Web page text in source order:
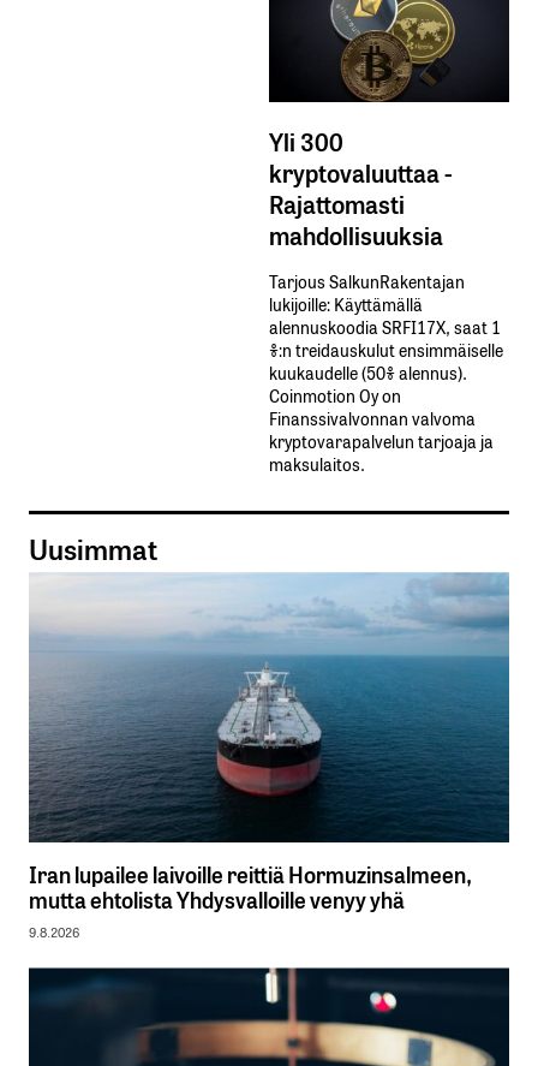
Yli 300
kryptovaluuttaa -
Rajattomasti
mahdollisuuksia
Tarjous SalkunRakentajan
lukijoille: Käyttämällä​ ​
alennuskoodia​ ​SRFI17X,​ ​saat​ ​1
%:n treidauskulut​ ​ensimmäiselle​ ​
kuukaudelle​ ​(50%​ ​alennus).
Coinmotion Oy on
Finanssivalvonnan valvoma
kryptovarapalvelun tarjoaja ja
maksulaitos.
Uusimmat
Iran lupailee laivoille reittiä Hormuzinsalmeen,
mutta ehtolista Yhdysvalloille venyy yhä
9.8.2026